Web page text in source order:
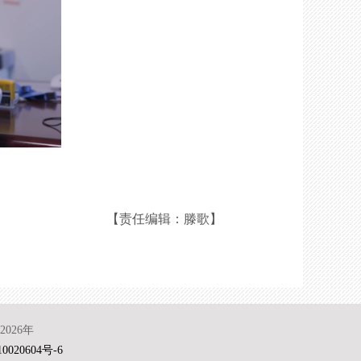
【责任编辑：滕歌】
年
号-6